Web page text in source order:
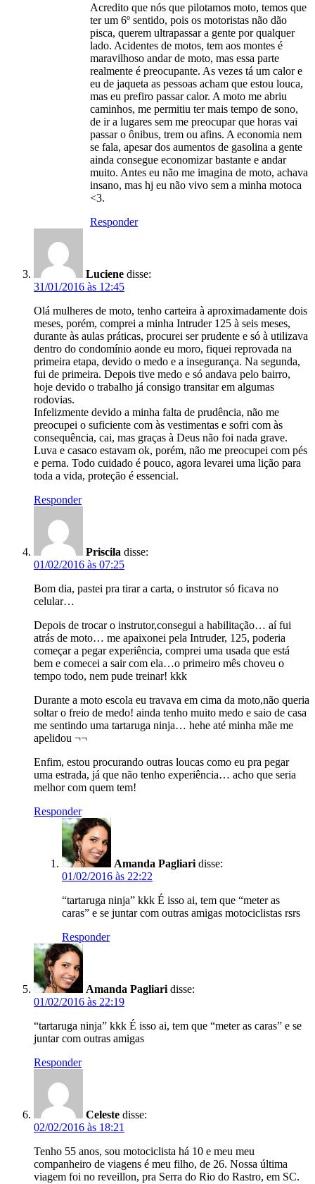
Acredito que nós que pilotamos moto, temos que
ter um 6º sentido, pois os motoristas não dão
pisca, querem ultrapassar a gente por qualquer
lado. Acidentes de motos, tem aos montes é
maravilhoso andar de moto, mas essa parte
realmente é preocupante. As vezes tá um calor e
eu de jaqueta as pessoas acham que estou louca,
mas eu prefiro passar calor. A moto me abriu
caminhos, me permitiu ter mais tempo de sono,
de ir a lugares sem me preocupar que horas vai
passar o ônibus, trem ou afins. A economia nem
se fala, apesar dos aumentos de gasolina a gente
ainda consegue economizar bastante e andar
muito. Antes eu não me imagina de moto, achava
insano, mas hj eu não vivo sem a minha motoca
<3.
Responder
Luciene disse:
31/01/2016 às 12:45
Olá mulheres de moto, tenho carteira à aproximadamente dois
meses, porém, comprei a minha Intruder 125 à seis meses,
durante às aulas práticas, procurei ser prudente e só à utilizava
dentro do condomínio aonde eu moro, fiquei reprovada na
primeira etapa, devido o medo e a insegurança. Na segunda,
fui de primeira. Depois tive medo e só andava pelo bairro,
hoje devido o trabalho já consigo transitar em algumas
rodovias.
Infelizmente devido a minha falta de prudência, não me
preocupei o suficiente com às vestimentas e sofri com às
consequência, cai, mas graças à Deus não foi nada grave.
Luva e casaco estavam ok, porém, não me preocupei com pés
e perna. Todo cuidado é pouco, agora levarei uma lição para
toda a vida, proteção é essencial.
Responder
Priscila disse:
01/02/2016 às 07:25
Bom dia, pastei pra tirar a carta, o instrutor só ficava no
celular…
Depois de trocar o instrutor,consegui a habilitação… aí fui
atrás de moto… me apaixonei pela Intruder, 125, poderia
começar a pegar experiência, comprei uma usada que está
bem e comecei a sair com ela…o primeiro mês choveu o
tempo todo, nem pude treinar! kkk
Durante a moto escola eu travava em cima da moto,não queria
soltar o freio de medo! ainda tenho muito medo e saio de casa
me sentindo uma tartaruga ninja… hehe até minha mãe me
apelidou ¬¬
Enfim, estou procurando outras loucas como eu pra pegar
uma estrada, já que não tenho experiência… acho que seria
melhor com quem tem!
Responder
Amanda Pagliari disse:
01/02/2016 às 22:22
“tartaruga ninja” kkk É isso ai, tem que “meter as
caras” e se juntar com outras amigas motociclistas rsrs
Responder
Amanda Pagliari disse:
01/02/2016 às 22:19
“tartaruga ninja” kkk É isso ai, tem que “meter as caras” e se
juntar com outras amigas
Responder
Celeste disse:
02/02/2016 às 18:21
Tenho 55 anos, sou motociclista há 10 e meu meu
companheiro de viagens é meu filho, de 26. Nossa última
viagem foi no reveillon, pra Serra do Rio do Rastro, em SC.